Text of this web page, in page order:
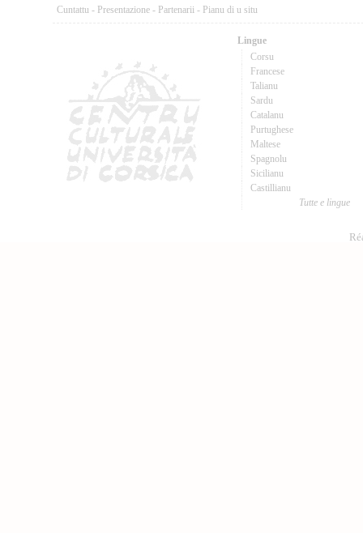
Cuntattu - Presentazione - Partenarii - Pianu di u situ
Lingue
Corsu
Francese
Talianu
Sardu
Catalanu
Purtughese
Maltese
Spagnolu
Sicilianu
Castillianu
Tutte e lingue